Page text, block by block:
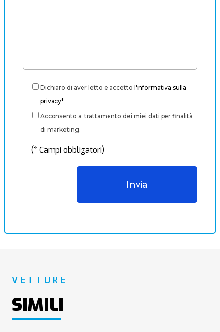
Dichiaro di aver letto e accetto l'informativa sulla
privacy*
Acconsento al trattamento dei miei dati per finalità
di marketing.
(* Campi obbligatori)
VETTURE
SIMILI